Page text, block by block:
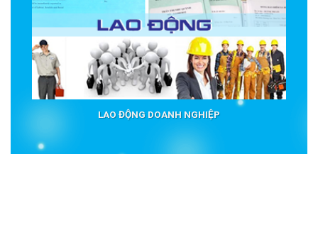
LAO ĐỘNG DOANH NGHIỆP